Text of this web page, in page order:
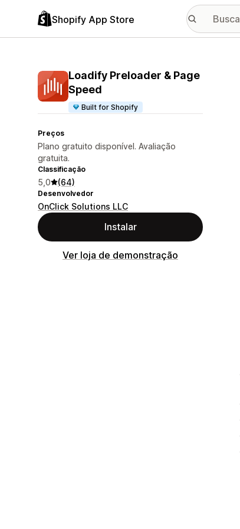
Shopify App Store
Loadify Preloader & Page
Speed
Built for Shopify
Preços
Plano gratuito disponível. Avaliação
gratuita.
Classificação
5,0 (64)
Desenvolvedor
OnClick Solutions LLC
Instalar
Ver loja de demonstração